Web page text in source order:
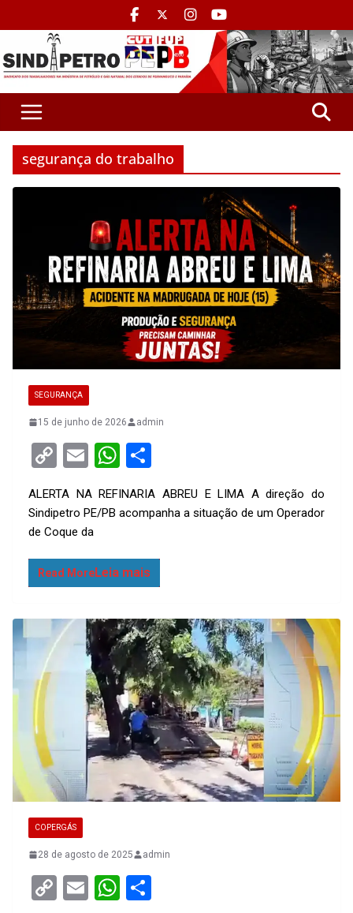
segurança do trabalho
SEGURANÇA
15 de junho de 2026 admin
C
py
Li
n
k
E
ail
W
at
A
p
ar
ALERTA NA REFINARIA ABREU E LIMA A direção do
Sindipetro PE/PB acompanha a situação de um Operador
de Coque da
Read More
COPERGÁS
28 de agosto de 2025 admin
C
E
W